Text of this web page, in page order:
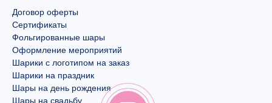
Договор оферты
Сертификаты
Фольгированные шары
Оформление мероприятий
Шарики с логотипом на заказ
Шарики на праздник
Шары на день рождения
Шары на свадьбу